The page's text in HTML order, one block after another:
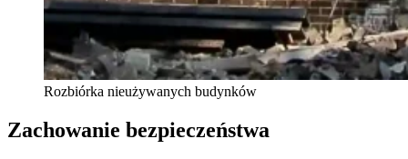
Rozbiórka nieużywanych budynków
Zachowanie bezpieczeństwa